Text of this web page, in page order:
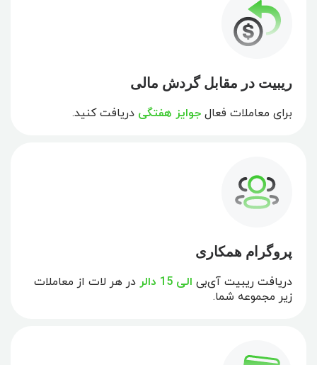
ریبیت در مقابل گردش مالی
برای معاملات فعال جوایز هفتگی دریافت کنید.
پروگرام همکاری
دریافت ریبیت آی‌بی الی 15 دالر
در هر لات از معاملات
زیر مجموعه شما.